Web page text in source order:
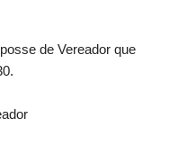
de Vereador que